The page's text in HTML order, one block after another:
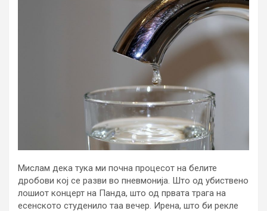
Мислам дека тука ми почна процесот на белите
дробови кој се разви во пневмонија. Што од убиствено
лошиот концерт на Панда, што од првата трага на
есенското студенило таа вечер. Ирена, што би рекле